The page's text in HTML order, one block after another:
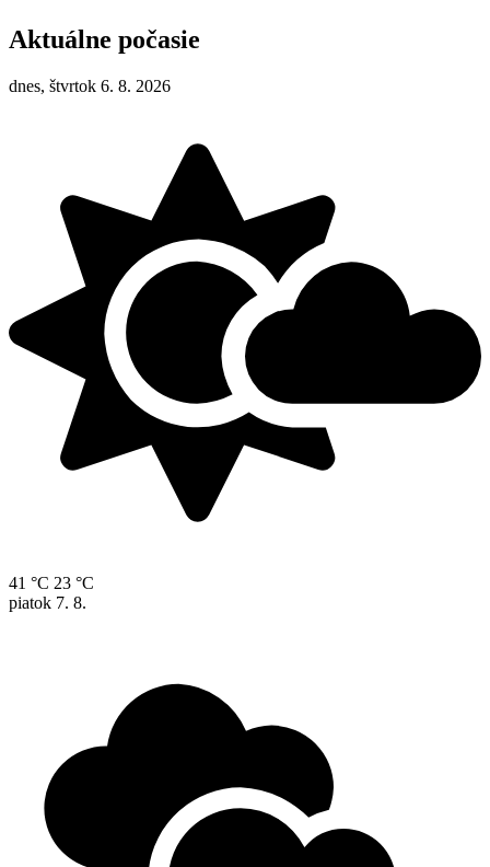
Aktuálne počasie
dnes, štvrtok 6. 8. 2026
41 °C 23 °C
piatok 7. 8.